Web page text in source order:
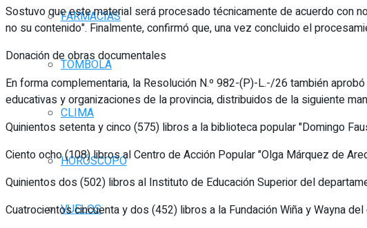
FARMACIAS
TOMBOLA
CLIMA
HORÓSCOPO
VUELOS
Sostuvo que este material será procesado técnicamente de acuerdo con
no su contenido". Finalmente, confirmó que, una vez concluido el
Donación de obras documentales
En forma complementaria, la Resolución N.º 982-(P)-L.-/26 también
educativas y organizaciones de la provincia, distribuidos de la siguiente
Quinientos setenta y cinco (575) libros a la biblioteca popular "Domingo
Ciento ocho (108) libros al Centro de Acción Popular "Olga Márquez de
Quinientos dos (502) libros al Instituto de Educación Superior del
Cuatrocientos cincuenta y dos (452) libros a la Fundación Wiña y Wayna